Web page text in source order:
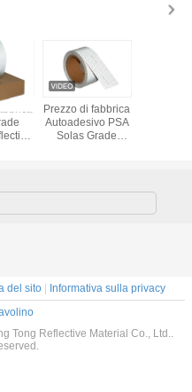
Prezzo di fabbrica
Autoadesivo PSA
Solas Grade
del sito | Informativa sulla privacy
Tong Reflective Material Co., Ltd..